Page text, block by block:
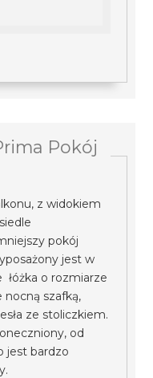
Pokój
z widokiem
pokój
jest w
o rozmiarze
szafką,
ze stoliczkiem.
od
jest bardzo